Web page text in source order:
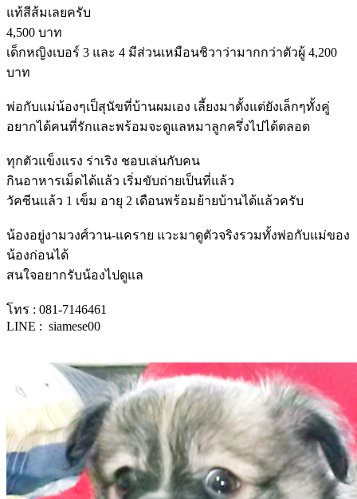
แท้สีส้มเลยครับ
4,500 บาท
เด็กหญิงเบอร์ 3 และ 4 มีส่วนเหมือนชิวาว่ามากกว่าตัวผู้ 4,200
บาท
พ่อกับแม่น้องๆเป็สุนัขที่บ้านผมเอง เลี้ยงมาตั้งแต่ยังเล็กๆทั้งคู่
อยากได้คนที่รักและพร้อมจะดูแลหมาลูกครึ่งไปได้ตลอด
ทุกตัวแข็งแรง ร่าเริง ชอบเล่นกับคน
กินอาหารเม็ดได้แล้ว เริ่มขับถ่ายเป็นที่แล้ว
วัคซีนแล้ว 1 เข็ม อายุ 2 เดือนพร้อมย้ายบ้านได้แล้วครับ
น้องอยู่งามวงศ์วาน-แคราย แวะมาดูตัวจริงรวมทั้งพ่อกับแม่ของ
น้องก่อนได้
สนใจอยากรับน้องไปดูแล
โทร : 081-7146461
LINE : siamese00